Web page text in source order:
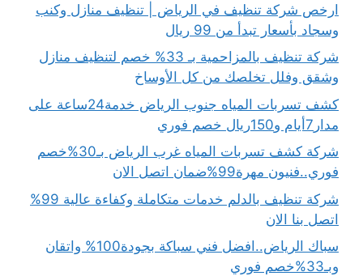
ارخص شركة تنظيف في الرياض | تنظيف منازل وكنب
وسجاد بأسعار تبدأ من 99 ريال
شركة تنظيف بالمزاحمية بـ 33% خصم لتنظيف منازل
وشقق وفلل تخلصك من كل الأوساخ
كشف تسربات المياه جنوب الرياض خدمة24ساعة على
مدار7أيام و150ريال خصم فوري
شركة كشف تسربات المياه غرب الرياض بـ30%خصم
فوري..فنيون مهرة99%ضمان اتصل الان
شركة تنظيف بالدلم خدمات متكاملة وكفاءة عالية 99%
اتصل بنا الان
سباك الرياض..افضل فني سباكة بجودة100% واتقان
وبـ33%خصم فوري